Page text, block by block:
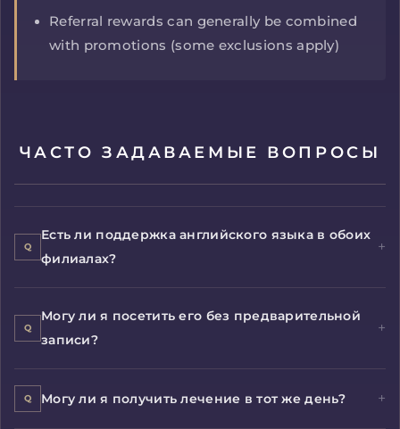
Referral rewards can generally be combined
with promotions (some exclusions apply)
ЧАСТО ЗАДАВАЕМЫЕ ВОПРОСЫ
Есть ли поддержка английского языка в обоих
филиалах?
Могу ли я посетить его без предварительной
записи?
Могу ли я получить лечение в тот же день?